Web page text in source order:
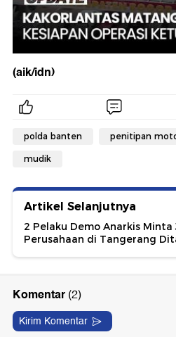
(aik/idn)
polda banten penitipan
mudik
Artikel Selanjutnya
2 Pelaku Demo Anarkis
Perusahaan di Tangerang